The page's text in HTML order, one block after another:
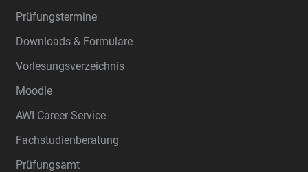
Prüfungstermine
Downloads & Formulare
Vorlesungsverzeichnis
Moodle
AWI Career Service
Fachstudienberatung
Prüfungsamt